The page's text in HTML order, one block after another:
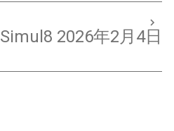
Simul8 2026年2月4日